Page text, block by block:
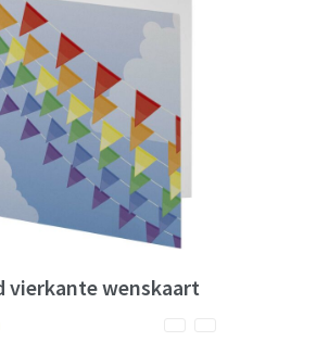
vierkante wenskaart